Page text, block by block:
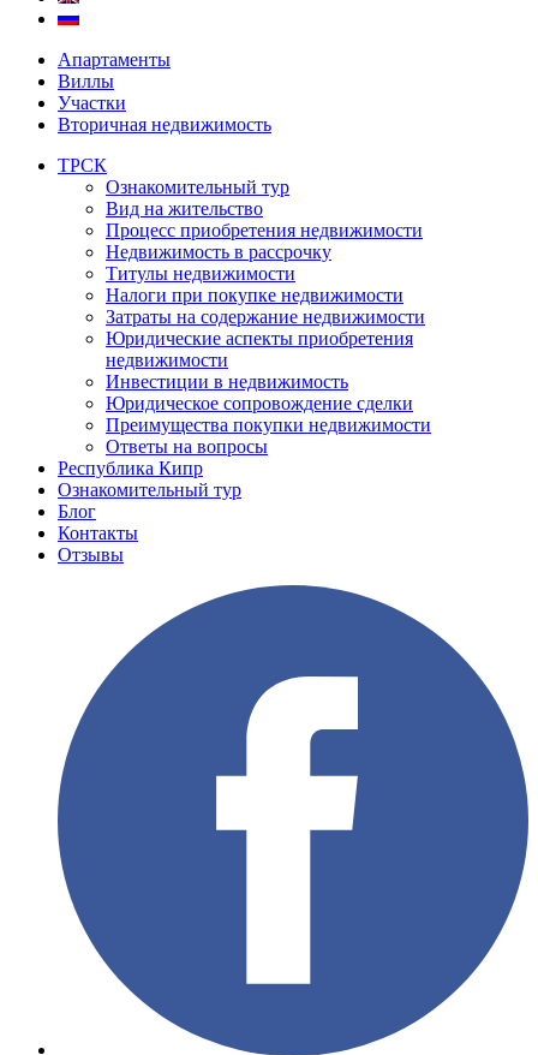
Апартаменты
Виллы
Участки
Вторичная недвижимость
ТРСК
Ознакомительный тур
Вид на жительство
Процесс приобретения недвижимости
Недвижимость в рассрочку
Титулы недвижимости
Налоги при покупке недвижимости
Затраты на содержание недвижимости
Юридические аспекты приобретения
недвижимости
Инвестиции в недвижимость
Юридическое сопровождение сделки
Преимущества покупки недвижимости
Ответы на вопросы
Республика Кипр
Ознакомительный тур
Блог
Контакты
Отзывы